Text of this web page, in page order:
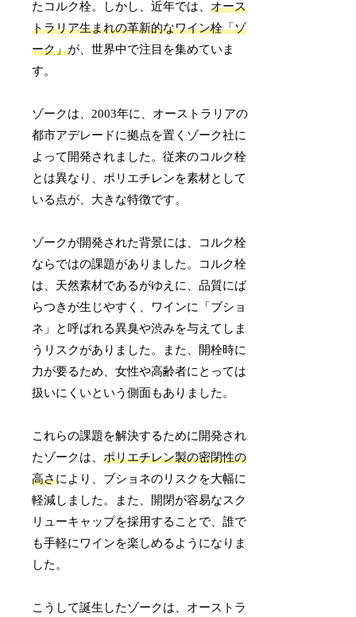
たコルク栓。しかし、近年では、オース
トラリア生まれの革新的なワイン栓「ゾ
ーク」が、世界中で注目を集めていま
す。
ゾークは、2003年に、オーストラリアの
都市アデレードに拠点を置くゾーク社に
よって開発されました。従来のコルク栓
とは異なり、ポリエチレンを素材として
いる点が、大きな特徴です。
ゾークが開発された背景には、コルク栓
ならではの課題がありました。コルク栓
は、天然素材であるがゆえに、品質にば
らつきが生じやすく、ワインに「ブショ
ネ」と呼ばれる異臭や渋みを与えてしま
うリスクがありました。また、開栓時に
力が要るため、女性や高齢者にとっては
扱いにくいという側面もありました。
これらの課題を解決するために開発され
たゾークは、ポリエチレン製の密閉性の
高さにより、ブショネのリスクを大幅に
軽減しました。また、開閉が容易なスク
リューキャップを採用することで、誰で
も手軽にワインを楽しめるようになりま
した。
こうして誕生したゾークは、オーストラ